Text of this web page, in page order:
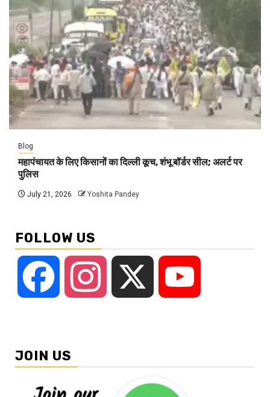
Blog
महापंचायत के लिए किसानों का दिल्ली कूच, शंभू बॉर्डर सील; अलर्ट पर
पुलिस
July 21, 2026 Yoshita Pandey
FOLLOW US
Facebook Instagram
JOIN US